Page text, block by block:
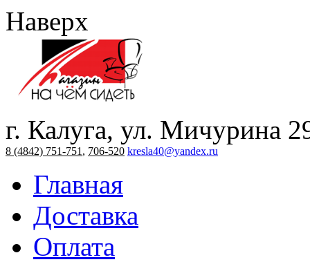
Наверх
г. Калуга, ул. Мичурина
8 (4842) 751-751 , 706-520 kresla40@yandex.ru
Главная
Доставка
Оплата